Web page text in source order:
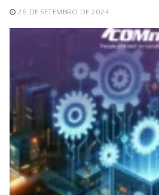
26 DE SETEMBRO DE 2024